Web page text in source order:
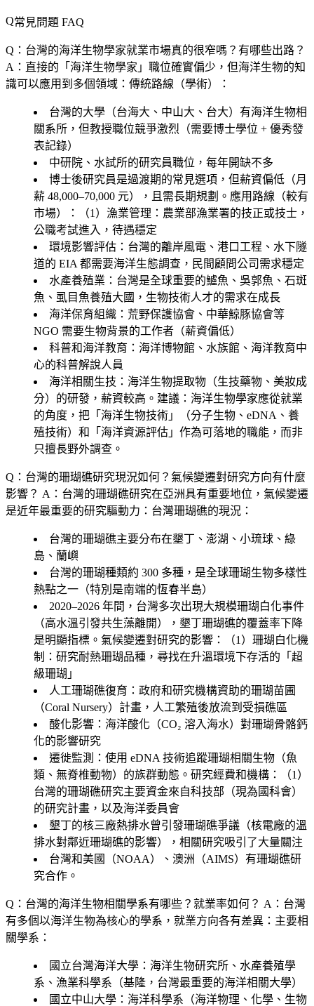
常見問題 FAQ
Q：台灣的海洋生物學家就業市場真的很窄嗎？有哪些出路？
A：直接的「海洋生物學家」職位確實偏少，但海洋生物的知
識可以應用到多個領域：傳統路線（學術）：
台灣的大學（台海大、中山大、台大）有海洋生物相
關系所，但教授職位競爭激烈（需要博士學位 + 優秀發
表記錄）
中研院、水試所的研究員職位，每年開缺不多
博士後研究員是過渡期的常見選項，但薪資偏低（月
薪 48,000–70,000 元），且需長期規劃。應用路線（較有
市場）：（1） 漁業管理 ：農業部漁業署的技正或技士，
公職考試進入，待遇穩定
環境影響評估 ：台灣的離岸風電、港口工程、水下隧
道的 EIA 都需要海洋生態調查，民間顧問公司需求穩定
水產養殖業 ：台灣是全球重要的鱸魚、吳郭魚、石斑
魚、虱目魚養殖大國，生物技術人才的需求在成長
海洋保育組織 ：荒野保護協會、中華鯨豚協會等
NGO 需要生物背景的工作者（薪資偏低）
科普和海洋教育 ：海洋博物館、水族館、海洋教育中
心的科普解說人員
海洋相關生技 ：海洋生物提取物（生技藥物、美妝成
分）的研發，薪資較高。建議：海洋生物學家應從就業
的角度，把「海洋生物技術」（分子生物、eDNA、養
殖技術）和「海洋資源評估」作為可落地的職能，而非
只擅長野外調查。
Q：台灣的珊瑚礁研究現況如何？氣候變遷對研究方向有什麼
影響？ A：台灣的珊瑚礁研究在亞洲具有重要地位，氣候變遷
是近年最重要的研究驅動力：台灣珊瑚礁的現況：
台灣的珊瑚礁主要分布在墾丁、澎湖、小琉球、綠
島、蘭嶼
台灣的珊瑚種類約 300 多種，是全球珊瑚生物多樣性
熱點之一（特別是南端的恆春半島）
2020–2026 年間，台灣多次出現大規模珊瑚白化事件
（高水溫引發共生藻離開），墾丁珊瑚礁的覆蓋率下降
是明顯指標。氣候變遷對研究的影響：（1） 珊瑚白化機
制 ：研究耐熱珊瑚品種，尋找在升溫環境下存活的「超
級珊瑚」
人工珊瑚礁復育 ：政府和研究機構資助的珊瑚苗圃
（Coral Nursery）計畫，人工繁殖後放流到受損礁區
酸化影響 ：海洋酸化（CO₂ 溶入海水）對珊瑚骨骼鈣
化的影響研究
遷徙監測 ：使用 eDNA 技術追蹤珊瑚相關生物（魚
類、無脊椎動物）的族群動態。研究經費和機構：（1）
台灣的珊瑚礁研究主要資金來自科技部（現為國科會）
的研究計畫，以及海洋委員會
墾丁的核三廠熱排水曾引發珊瑚礁爭議（核電廠的溫
排水對鄰近珊瑚礁的影響），相關研究吸引了大量關注
台灣和美國（NOAA）、澳洲（AIMS）有珊瑚礁研
究合作。
Q：台灣的海洋生物相關學系有哪些？就業率如何？ A：台灣
有多個以海洋生物為核心的學系，就業方向各有差異：主要相
關學系：
國立台灣海洋大學 ：海洋生物研究所、水產養殖學
系、漁業科學系（基隆，台灣最重要的海洋相關大學）
國立中山大學 ：海洋科學系（海洋物理、化學、生物